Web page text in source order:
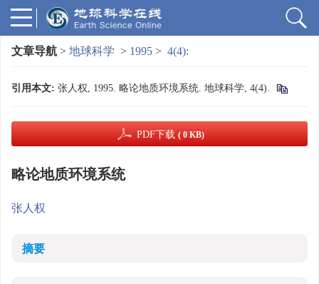
文章导航 > 地球科学 > 1995 > 4(4):
引用本文: 张人权, 1995. 略论地质环境系统. 地球科学, 4(4).
PDF下载 ( 0 KB)
略论地质环境系统
张人权
摘要